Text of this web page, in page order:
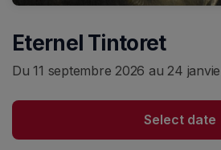
Eternel Tintoret
Du 11 septembre 2026 au 24
Select date